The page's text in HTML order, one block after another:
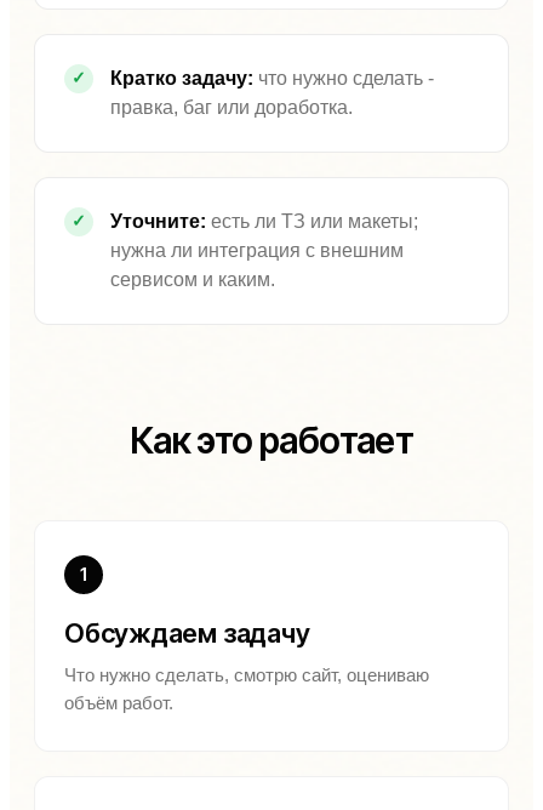
Кратко задачу: что нужно сделать -
правка, баг или доработка.
Уточните: есть ли ТЗ или макеты;
нужна ли интеграция с внешним
сервисом и каким.
Как это работает
1
Обсуждаем задачу
Что нужно сделать, смотрю сайт, оцениваю
объём работ.